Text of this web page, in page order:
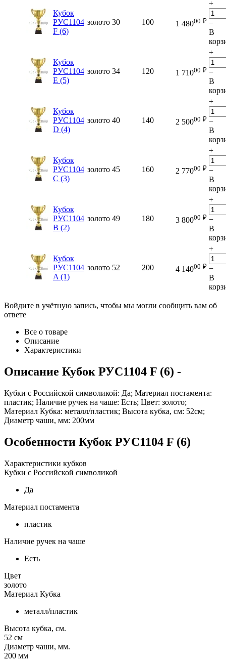
Кубок
РУС1104
F (6)
золото 30 100 1 48000 ₽
+
−
В
Кубок
РУС1104
E (5)
золото 34 120 1 71000 ₽
+
−
В
Кубок
РУС1104
D (4)
золото 40 140 2 50000 ₽
+
−
В
Кубок
РУС1104
C (3)
золото 45 160 2 77000 ₽
+
−
В
Кубок
РУС1104
B (2)
золото 49 180 3 80000 ₽
+
−
В
Кубок
РУС1104
A (1)
золото 52 200 4 14000 ₽
+
−
В
Войдите в учётную запись, чтобы мы могли сообщить вам об
ответе
Все о товаре
Описание
Характеристики
Описание Кубок РУС1104 F (6) -
Кубки с Российской символикой: Да; Материал постамента:
пластик; Наличие ручек на чаше: Есть; Цвет: золото;
Материал Кубка: металл/пластик; Высота кубка, см: 52см;
Диаметр чаши, мм: 200мм
Особенности Кубок РУС1104 F (6)
Характеристики кубков
Кубки с Российской символикой
Да
Материал постамента
пластик
Наличие ручек на чаше
Есть
Цвет
золото
Материал Кубка
металл/пластик
Высота кубка, см.
52 см
Диаметр чаши, мм.
200 мм